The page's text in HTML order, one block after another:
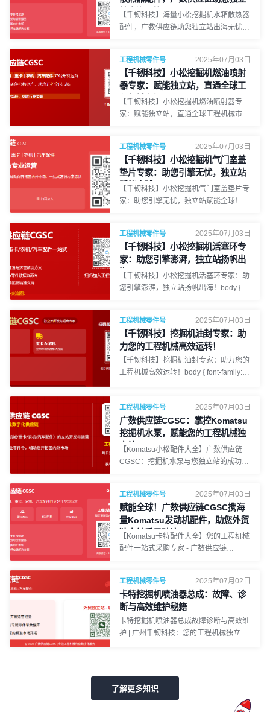
0 auto; background-color: #fff; padding:
30px; border-radius: 10px; box-shadow:
站出海无忧！
【千韧科技】海量小松挖掘机水箱散热器
配件，广数供应链助您独立站出海无忧！
height: 1.8; color: #333; margin: 0;
padding: 20px; background-color:
#f8f8f8; } .container { max-width:
1200px; margin: auto; background-
color: #fff; padding: 30px; border-radius:
2025年07月03日
工程机械零件号
【千韧科技】小松挖掘机燃油喷射
器专家：赋能独立站，直通全球工
程机械市场！
【千韧科技】小松挖掘机燃油喷射器专
家：赋能独立站，直通全球工程机械市
1.8; color: #333; margin: 0; padding:
20px; background-color: #f8f8f8; }
.container { max-width: 1200px; margin:
0 auto; background-color: #fff; padding:
30px; border-radius: 8px; box-shadow:
2025年07月03日
工程机械零件号
【千韧科技】小松挖掘机气门室盖
垫片专家：助您引擎无忧，独立站
赋能全球！
【千韧科技】小松挖掘机气门室盖垫片专
家：助您引擎无忧，独立站赋能全球！
1.8; color: #333; margin: 0; padding:
20px; background-color: #f8f8f8; }
.container { max-width: 1200px; margin:
0 auto; background-color: #fff; padding:
30px; border-radius: 8px; box-shadow:
2025年07月03日
工程机械零件号
【千韧科技】小松挖掘机活塞环专
家：助您引擎澎湃，独立站扬帆出
海！
【千韧科技】小松挖掘机活塞环专家：助
您引擎澎湃，独立站扬帆出海！body {
#333; margin: 0; padding: 20px;
background-color: #f8f8f8; } .container {
max-width: 1200px; margin: 0 auto;
background-color: #fff; padding: 30px;
border-radius: 8px; box-shadow: 0 0
2025年07月03日
工程机械零件号
【千韧科技】挖掘机油封专家：助
力您的工程机械高效运转！
【千韧科技】挖掘机油封专家：助力您的
工程机械高效运转！body { font-family:
margin: 0; padding: 20px; background-
color: #f8f8f8; } .container { max-width:
1200px; margin: 0 auto; background-
color: #fff; padding: 30px; border-radius:
2025年07月03日
工程机械零件号
广数供应链CGSC：掌控Komatsu
挖掘机水泵，赋能您的工程机械独
立站！
【Komatsu小松配件大全】广数供应链
CGSC：挖掘机水泵与您独立站的成功密
padding: 20px; background-color:
#f9f9f9; } .container { max-width:
1200px; margin: auto; background: #fff;
padding: 30px; border-radius: 8px; box-
shadow: 0 0 15px rgba(0, 0, 0, 0.1); }
2025年07月03日
工程机械零件号
赋能全球！广数供应链CGSC携海
量Komatsu发动机配件，助您外贸
独立站乘风破浪！
【Komatsu卡特配件大全】您的工程机械
配件一站式采购专家 - 广数供应链
margin: 0; padding: 20px; background-
color: #f9f9f9; } .container { max-width:
1200px; margin: auto; background: #fff;
padding: 30px; border-radius: 8px; box-
shadow: 0 0 15px rgba(0, 0, 0, 0.1); }
2025年07月02日
工程机械零件号
卡特挖掘机喷油器总成：故障、诊
断与高效维护秘籍
卡特挖掘机喷油器总成故障诊断与高效维
护 | 广州千韧科技：您的工程机械独立站
#f9f9f9; } .container { max-width:
1200px; margin: auto; background: #fff;
了解更多知识